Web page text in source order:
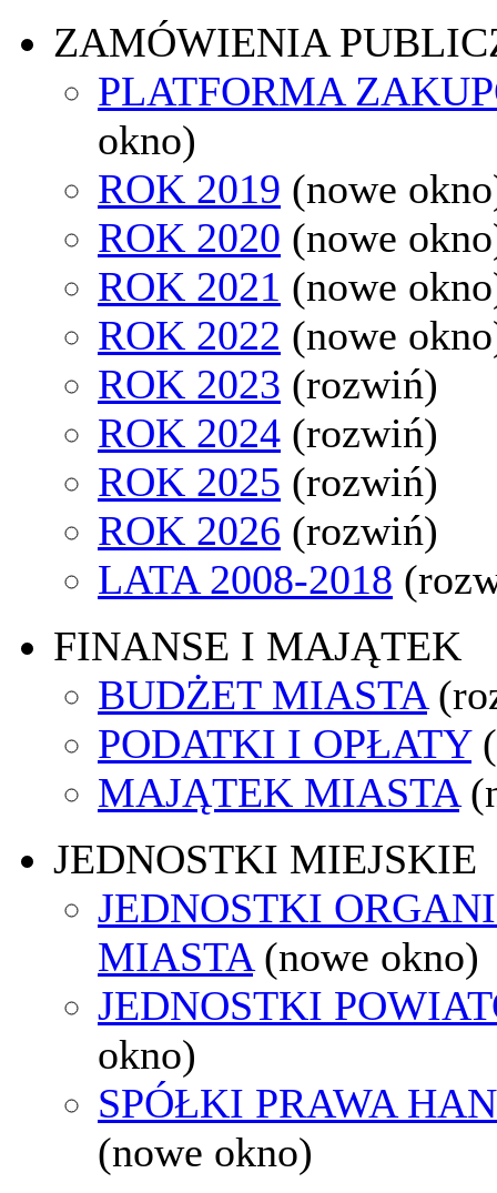
ZAMÓWIENIA
PLATFORMA
okno)
ROK 2019 (nowe
ROK 2020 (nowe
ROK 2021 (nowe
ROK 2022 (nowe
ROK 2023 (rozwiń)
ROK 2024 (rozwiń)
ROK 2025 (rozwiń)
ROK 2026 (rozwiń)
LATA 2008-2018
FINANSE I MAJĄTEK
BUDŻET MIASTA
PODATKI I OPŁATY
MAJĄTEK MIASTA
JEDNOSTKI MIEJSKIE
JEDNOSTKI
MIASTA (nowe okno)
JEDNOSTKI
okno)
SPÓŁKI PRAWA
(nowe okno)